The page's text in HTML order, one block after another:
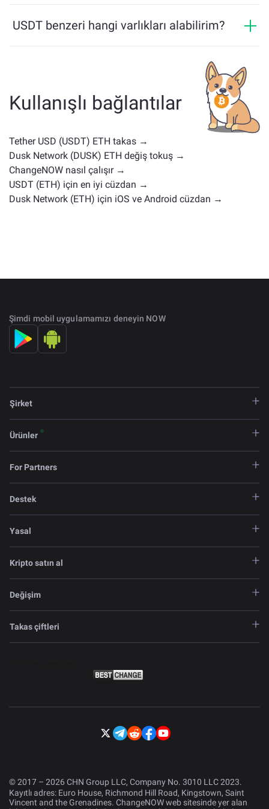
çözümü sunar.
USDT benzeri hangi varlıkları alabilirim?
stablecoin, yardımcı token, yönetişim coin'i veya başka
bir tür olup olmadığı. Yaygın alternatifler, benzer
kullanım durumlarına veya piyasa konumlarına sahip
diğer kripto paralardır. Tüm mevcut varlıklarıana
Kullanışlı bağlantılar
Tether USD (USDT) ETH takas →
Dusk Network (DUSK) ETH değiş tokuş →
ChangeNOW nasıl çalışır →
USDT (ETH) için en iyi cüzdan →
Dusk Network (ETH) için iOS ve Android cüzdan →
Şimdi mobil uygulamamızı deneyin NOW
Şirket
Ürünler
For Partners
Destek
Yasal
Kripto satın al
Değişim
Takas çiftleri
© 2017 – 2026 CHN Group LLC, Company No. 3010 LLC 2023.
Kayıtlı adres: Euro House, Richmond Hill Road, Kingstown, Saint
Vincent and the Grenadines. ChangeNOW web sitesinde yer alan